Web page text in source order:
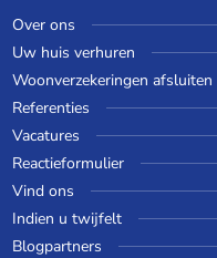
Over ons
Uw huis verhuren
Woonverzekeringen afsluiten
Referenties
Vacatures
Reactieformulier
Vind ons
Indien u twijfelt
Blogpartners